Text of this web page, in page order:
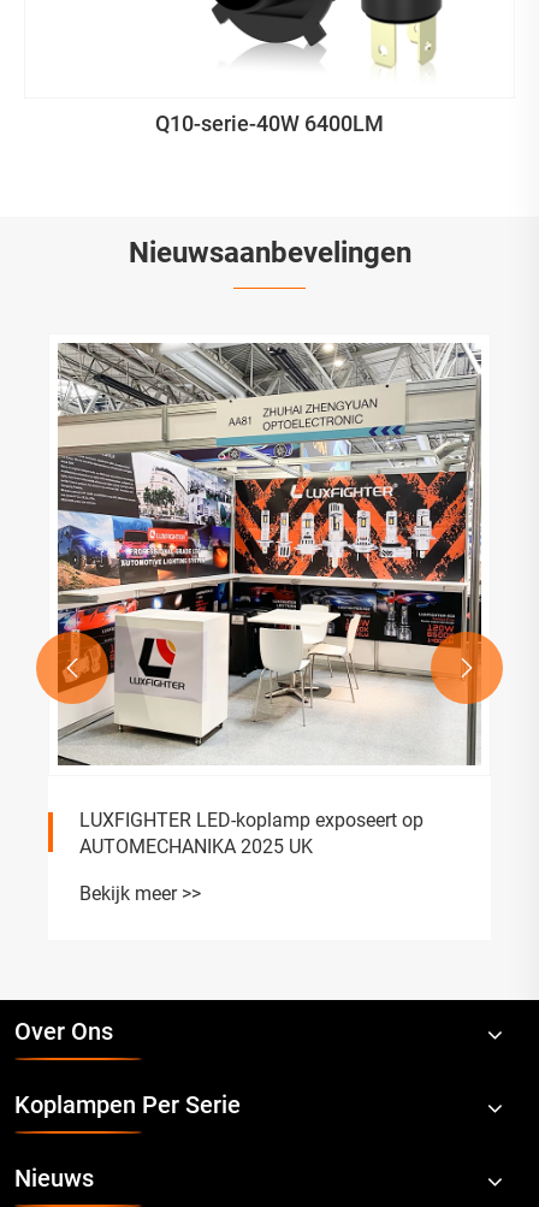
Q10-serie-40W 6400LM
Nieuwsaanbevelingen
op
LUXFIGHTER LED-koplampen
succes op AUTOPROMOTEC 2025 in
 
Over Ons
Koplampen Per Serie
Nieuws